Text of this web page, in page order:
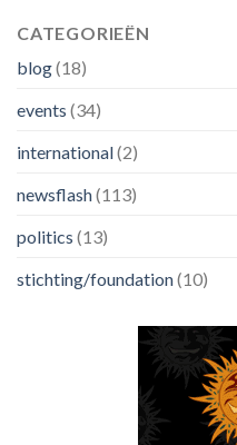
CATEGORIEËN
blog(18)
events (34)
international(2)
newsflash(113)
politics (13)
stichting/foundation(10)